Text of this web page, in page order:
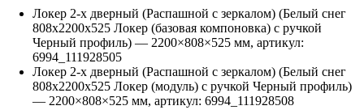
Локер 2-х дверный (Распашной с зеркалом) (Белый снег
808х2200х525 Локер (базовая компоновка) с ручкой
Черный профиль) — 2200×808×525 мм, артикул:
6994_111928505
Локер 2-х дверный (Распашной с зеркалом) (Белый снег
808х2200х525 Локер (модуль) с ручкой Черный профиль)
— 2200×808×525 мм, артикул: 6994_111928508